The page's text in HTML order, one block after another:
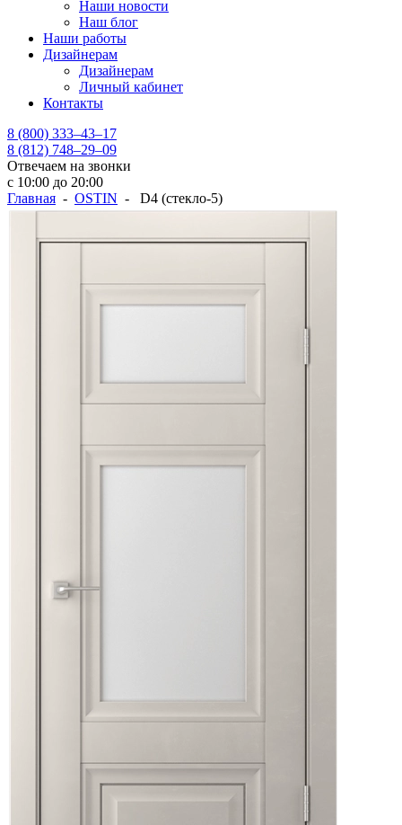
Наши новости
Наш блог
Наши работы
Дизайнерам
Дизайнерам
Личный кабинет
Контакты
8 (800) 333–43–17
8 (812) 748–29–09
Отвечаем на звонки
с 10:00 до 20:00
Главная - OSTIN - D4 (стекло-5)